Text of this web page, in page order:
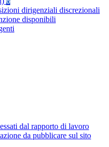
dirigenziali discrezionali
disponibili
dal rapporto di lavoro
da pubblicare sul sito